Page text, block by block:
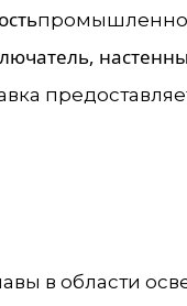
в области